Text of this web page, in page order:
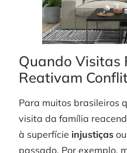
Quando Visitas
Reativam
Para muitos brasileiros
visita da família
à superfície injustiças ou
passado. Por exemplo,